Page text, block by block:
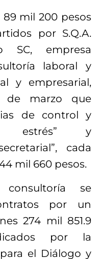
mil 200 pesos
por S.Q.A.
SC, empresa
laboral y
y empresarial,
de marzo que
de control y
estrés” y
cada
mil 660 pesos.
se
por un
274 mil 851.9
por la
el Diálogo y